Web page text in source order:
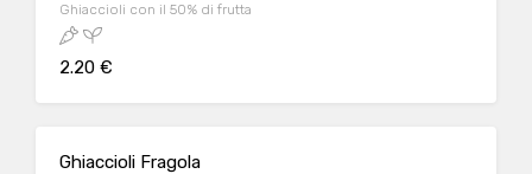
Ghiaccioli con il 50% di frutta
2.20 €
Ghiaccioli Fragola